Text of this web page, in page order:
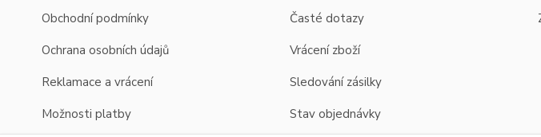
Obchodní podmínky
Ochrana osobních údajů
Reklamace a vrácení
Možnosti platby
Časté dotazy
Vrácení zboží
Sledování zásilky
Stav objednávky